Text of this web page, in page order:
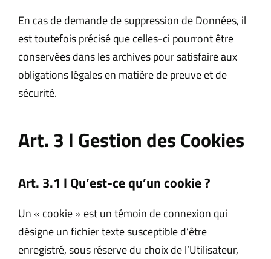
En cas de demande de suppression de Données, il
est toutefois précisé que celles-ci pourront être
conservées dans les archives pour satisfaire aux
obligations légales en matière de preuve et de
sécurité.
Art. 3 l Gestion des Cookies
Art. 3.1 l Qu’est-ce qu’un cookie ?
Un « cookie » est un témoin de connexion qui
désigne un fichier texte susceptible d’être
enregistré, sous réserve du choix de l’Utilisateur,